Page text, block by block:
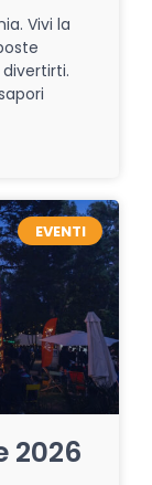
Vivi la
EVENTI
2026